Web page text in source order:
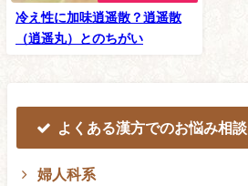
冷え性に加味逍遥散？逍遥散
（逍遥丸）とのちがい
よくある漢方でのお悩み相談
婦人科系